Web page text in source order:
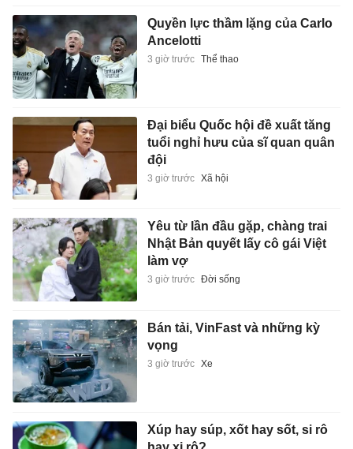
Quyền lực thầm lặng của Carlo
Ancelotti
3 giờ trước Thể thao
Đại biểu Quốc hội đề xuất tăng
tuổi nghỉ hưu của sĩ quan quân
đội
3 giờ trước Xã hội
Yêu từ lần đầu gặp, chàng trai
Nhật Bản quyết lấy cô gái Việt
làm vợ
3 giờ trước Đời sống
Bán tải, VinFast và những kỳ
vọng
3 giờ trước Xe
Xúp hay súp, xốt hay sốt, si rô